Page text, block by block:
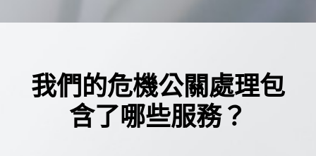
我們的危機公關處理包
含了哪些服務？